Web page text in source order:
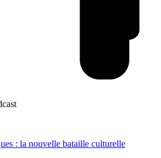
: la nouvelle bataille culturelle